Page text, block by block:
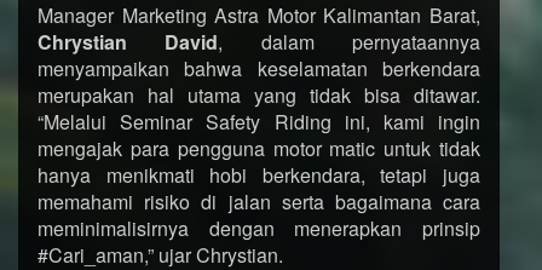
Manager Marketing Astra Motor Kalimantan Barat,
Chrystian David, dalam pernyataannya
menyampaikan bahwa keselamatan berkendara
merupakan hal utama yang tidak bisa ditawar.
“Melalui Seminar Safety Riding ini, kami ingin
mengajak para pengguna motor matic untuk tidak
hanya menikmati hobi berkendara, tetapi juga
memahami risiko di jalan serta bagaimana cara
meminimalisirnya dengan menerapkan prinsip
#Cari_aman,” ujar Chrystian.